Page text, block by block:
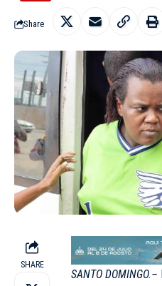
Share
SHARE
SANTO DOMINGO.–